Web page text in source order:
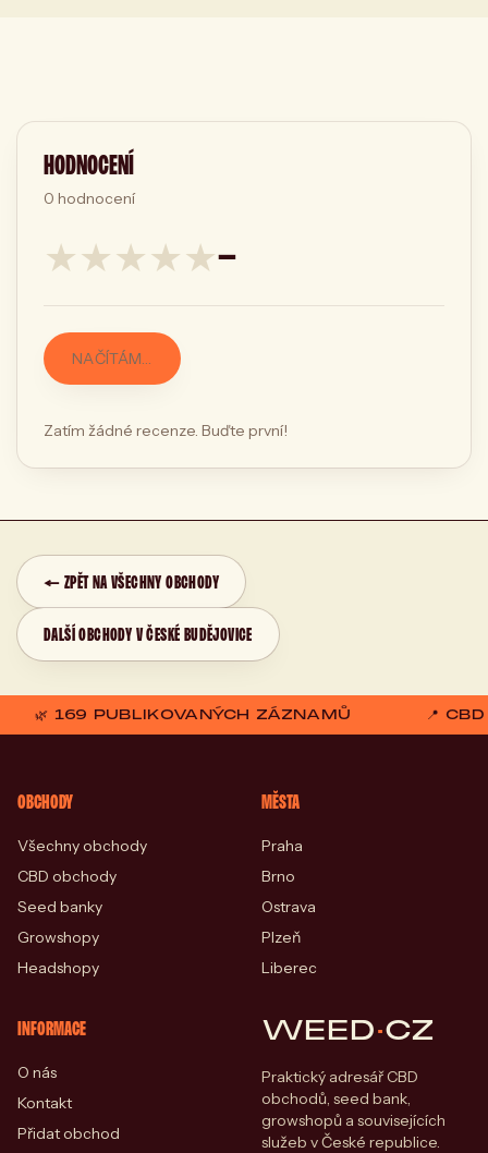
HODNOCENÍ
0 hodnocení
★★★★★—
NAČÍTÁM…
Zatím žádné recenze. Buďte první!
← ZPĚT NA VŠECHNY OBCHODY
DALŠÍ OBCHODY V ČESKÉ BUDĚJOVICE
🌿 169 PUBLIKOVANÝCH ZÁZNAMŮ 📍
OBCHODY
Všechny obchody
CBD obchody
Seed banky
Growshopy
Headshopy
MĚSTA
Praha
Brno
Ostrava
Plzeň
Liberec
INFORMACE
O nás
Kontakt
Přidat obchod
WEED·CZ
Praktický adresář CBD
obchodů, seed bank,
growshopů a souvisejících
služeb v České republice.